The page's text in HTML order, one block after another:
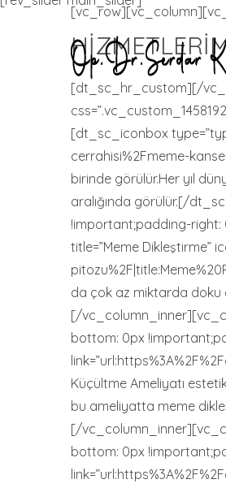
[dt_sc_hr_custom][/
[dt_sc_iconbox
cerrahisi%2Fmeme-
birinde görülür.Her yıl
aralığında görülür.[/
!important;padding-right:
title=”Meme Dikleştirme”
da çok az miktarda doku
[/
bottom: 0px
Küçültme Ameliyatı
bu ameliyatta meme
[/
bottom: 0px